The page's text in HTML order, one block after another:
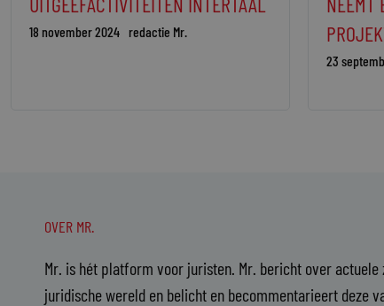
18 november 2024 redactie Mr.
23
OVER MR.
Mr. is hét platform voor juristen. Mr. bericht over actuele
juridische wereld en belicht en becommentarieert deze